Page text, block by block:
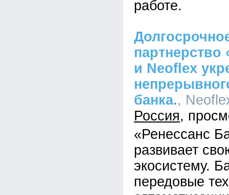
работе.
партнерство
и Neoflex
банка.,
Россия
«Ренессанс
развивает
экосистему.
передовые